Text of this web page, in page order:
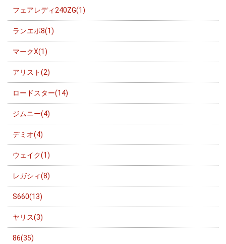
フェアレディ240ZG(1)
ランエボ8(1)
マークX(1)
アリスト(2)
ロードスター(14)
ジムニー(4)
デミオ(4)
ウェイク(1)
レガシィ(8)
S660(13)
ヤリス(3)
86(35)